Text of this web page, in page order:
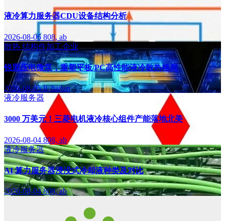
液冷算力服务器CDU设备结构分析
2026-08-06808, ab
散热 结构件加工企业
锐盟压电微泵，重塑平板/PC高性能液冷散热格局
2026-08-05li, hailan
液冷服务器
3000 万美元！三菱电机液冷核心组件产能落地北美
2026-08-04 808, ab
液冷服务器
AI 算力服务器浸没式冷却液种类及对比
2026-08-04808, ab